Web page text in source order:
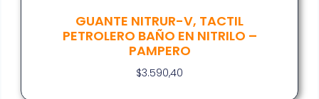
GUANTE NITRUR-V, TACTIL
PETROLERO BAÑO EN NITRILO –
PAMPERO
$3.590,40